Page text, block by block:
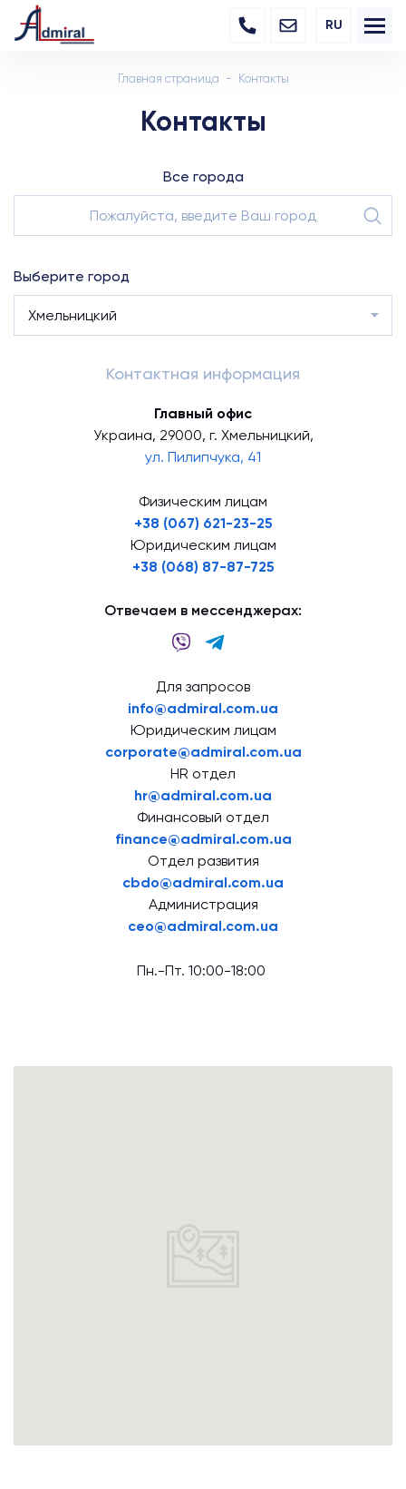
RU
Главная страница Контакты
Контакты
Все города
Выберите город
Хмельницкий
Контактная информация
Главный офис
Украина, 29000, г. Хмельницкий,
ул. Пилипчука, 41
Физическим лицам
+38 (067) 621-23-25
Юридическим лицам
+38 (068) 87-87-725
Отвечаем в мессенджерах:
Для запросов
info@admiral.com.ua
Юридическим лицам
corporate@admiral.com.ua
HR отдел
hr@admiral.com.ua
Финансовый отдел
finance@admiral.com.ua
Отдел развития
cbdo@admiral.com.ua
Администрация
ceo@admiral.com.ua
Пн.-Пт. 10:00-18:00